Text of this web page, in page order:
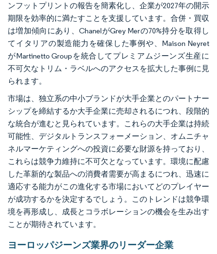
ンフットプリントの報告を簡素化し、企業が2027年の開示
期限を効率的に満たすことを支援しています。合併・買収
は増加傾向にあり、ChanelがGrey Merの70%持分を取得し
てイタリアの製造能力を確保した事例や、Maison Neyret
がMartinetto Groupを統合してプレミアムジーンズ生産に
不可欠なトリム・ラベルへのアクセスを拡大した事例に見
られます。
市場は、独立系の中小ブランドが大手企業とのパートナー
シップを締結するか大手企業に売却されるにつれ、段階的
な統合が進むと見られています。これらの大手企業は持続
可能性、デジタルトランスフォーメーション、オムニチャ
ネルマーケティングへの投資に必要な財源を持っており、
これらは競争力維持に不可欠となっています。環境に配慮
した革新的な製品への消費者需要が高まるにつれ、迅速に
適応する能力がこの進化する市場においてどのプレイヤー
が成功するかを決定するでしょう。このトレンドは競争環
境を再形成し、成長とコラボレーションの機会を生み出す
ことが期待されています。
ヨーロッパジーンズ業界のリーダー企業